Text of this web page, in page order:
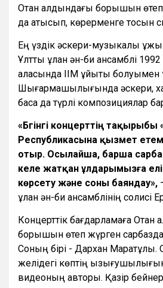
Отан алдындағы борышын өтеп
да қатысып, көрерменге тосын
Ең үздік әскери-музыкалық
Ұлттық ұлан ән-би ансамблі
қаласында ІІМ ұйытқы болуымен
Шығармашылығында әскери,
басқа да түрлі композициялар
«Бүгінгі концерттің
Республикасына қызмет
отыр. Осылайша, барша
келе жатқан ұлдарымызға
көрсету және соны баяндау»,
ұлан ән-би ансамблінің солисі
Концерттік бағдарламаға Отан
борышын өтеп жүрген
Соның бірі - Дархан Маратұлы.
желідегі көптің
видеоның авторы. Қазір